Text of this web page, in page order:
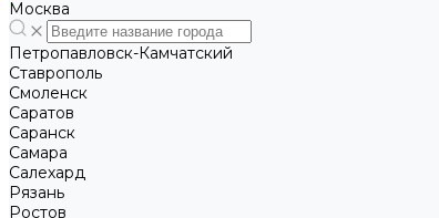
Москва
Петропавловск-Камчатский
Ставрополь
Смоленск
Саратов
Саранск
Самара
Салехард
Рязань
Ростов